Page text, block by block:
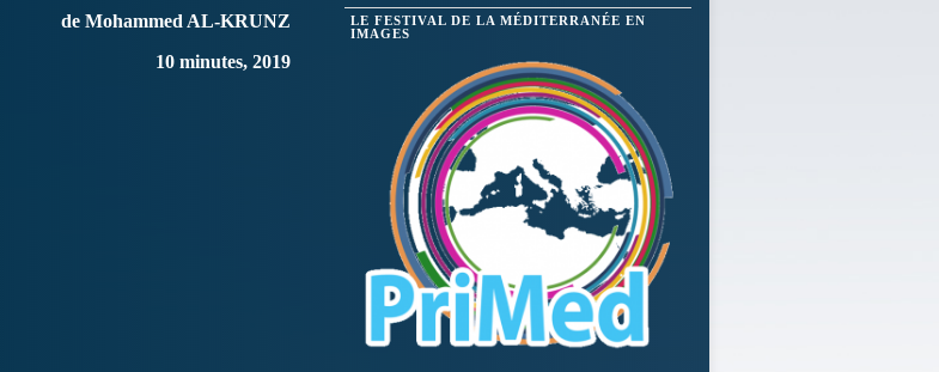
de Mohammed AL-KRUNZ
10 minutes, 2019
LE FESTIVAL DE LA MÉDITERRANÉE EN
IMAGES